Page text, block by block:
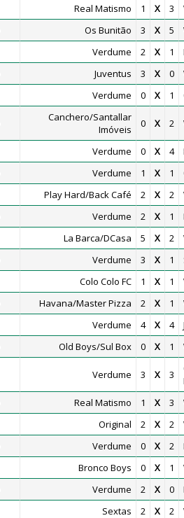
Real Matismo 1 X 3
Os Bunitão 3 X 5
Verdume 2 X 1
Juventus 3 X 0
Verdume 0 X 1
Canchero/Santallar
Imóveis
0 X 2
Verdume 0 X 4
Verdume 1 X 1
Play Hard/Back Café 2 X 2
Verdume 2 X 1
La Barca/DCasa 5 X 2
Verdume 3 X 1
Colo Colo FC 1 X 1
Havana/Master Pizza 2 X 1
Verdume 4 X 4
Old Boys/Sul Box 0 X 1
Verdume 3 X 3
Real Matismo 1 X 3
Original 2 X 2
Verdume 0 X 2
Bronco Boys 0 X 1
Verdume 2 X 0
Sextas 2 X 2